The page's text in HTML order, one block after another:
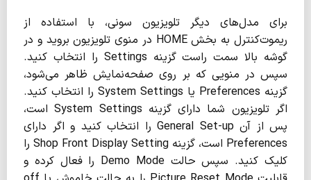
برای مدل‌های دیگر تلویزیون سونی، با استفاده از
ریموت‌کنترل به بخش HOME در منوی تلویزیون بروید و در
گوشه بالا سمت راست گزینه Settings را انتخاب کنید.
سپس در منویی که بر روی صفحه‌نمایش ظاهر می‌شود،
گزینه Preferences یا System Settings را انتخاب کنید.
اگر تلویزیون شما دارای گزینه System Settings است،
پس از آن General Set-up را انتخاب کنید و اگر دارای
Preferences است، گزینه Shop Front Display Setting را
کلیک کنید. سپس حالت Demo Mode را فعال کرده و